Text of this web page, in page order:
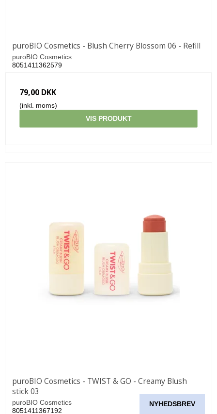
puroBIO Cosmetics - Blush Cherry Blossom 06 - Refill
puroBIO Cosmetics
8051411362579
79,00 DKK
(inkl. moms)
VIS PRODUKT
puroBIO Cosmetics - TWIST & GO - Creamy Blush
stick 03
puroBIO Cosmetics
8051411367192
NYHEDSBREV